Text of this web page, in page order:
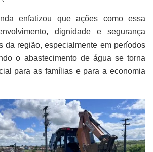
enfatizou que ações como essa
dignidade e segurança
da região, especialmente em períodos
o abastecimento de água se torna
para as famílias e para a economia